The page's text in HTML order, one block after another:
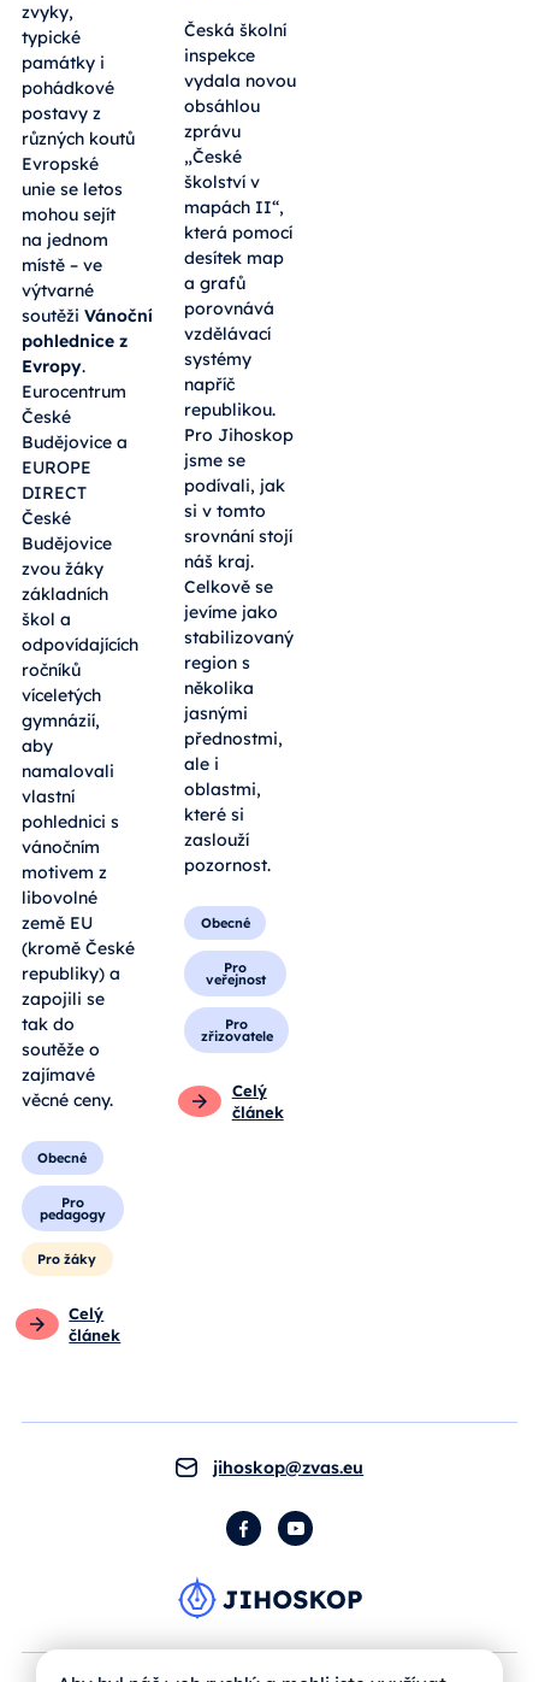
zvyky,
typické
památky i
pohádkové
postavy z
různých koutů
Evropské
unie se letos
mohou sejít
na jednom
místě – ve
výtvarné
soutěži Vánoční
pohlednice z
Evropy.
Eurocentrum
České
Budějovice a
EUROPE
DIRECT
České
Budějovice
zvou žáky
základních
škol a
odpovídajících
ročníků
víceletých
gymnázií,
aby
namalovali
vlastní
pohlednici s
vánočním
motivem z
libovolné
země EU
(kromě České
republiky) a
zapojili se
tak do
soutěže o
zajímavé
věcné ceny.
Obecné
Pro
pedagogy
Pro žáky
Celý
článek
Česká školní
inspekce
vydala novou
obsáhlou
zprávu
„České
školství v
mapách II“,
která pomocí
desítek map
a grafů
porovnává
vzdělávací
systémy
napříč
republikou.
Pro Jihoskop
jsme se
podívali, jak
si v tomto
srovnání stojí
náš kraj.
Celkově se
jevíme jako
stabilizovaný
region s
několika
jasnými
přednostmi,
ale i
oblastmi,
které si
zaslouží
pozornost.
Obecné
Pro
veřejnost
Pro
zřizovatele
Celý
článek
jihoskop@zvas.eu
FacebookYouTube